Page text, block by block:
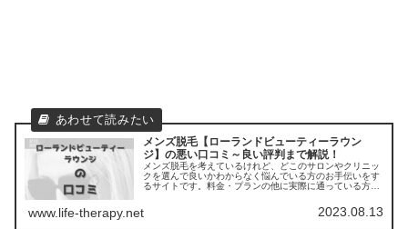
メンズ脱毛【ローランドビューティーラウン
ジ】の悪い口コミ～良い評判まで解説！
メンズ脱毛を考えているけれど、どこのサロンやクリニッ
クを選んで良いかわからなく悩んでいる方のお手伝いをす
るサイトです。料金・プランの他に実際に通っている方の
www.life-therapy.net 2023.08.13